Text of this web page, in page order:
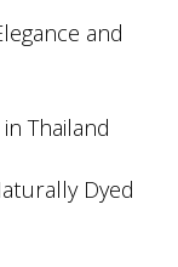
and
Thailand
Dyed